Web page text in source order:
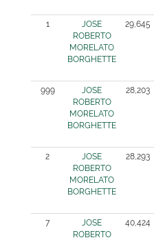
1
JOSE
ROBERTO
MORELATO
BORGHETTE
29,645
999
JOSE
ROBERTO
MORELATO
BORGHETTE
28,203
2
JOSE
ROBERTO
MORELATO
BORGHETTE
28,293
7
JOSE
ROBERTO
40,424